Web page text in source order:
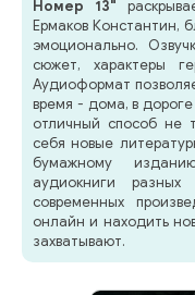
Номер 13"
Ермаков Константин,
эмоционально.
сюжет, характеры
Аудиоформат
время - дома, в
отличный способ не
себя новые
бумажному
аудиокниги
современных
онлайн и находить
захватывают.